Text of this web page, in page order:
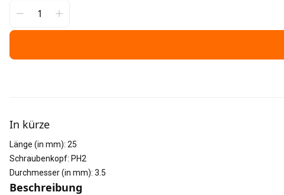
In kürze
Länge (in mm): 25
Schraubenkopf: PH2
Durchmesser (in mm): 3.5
Beschreibung